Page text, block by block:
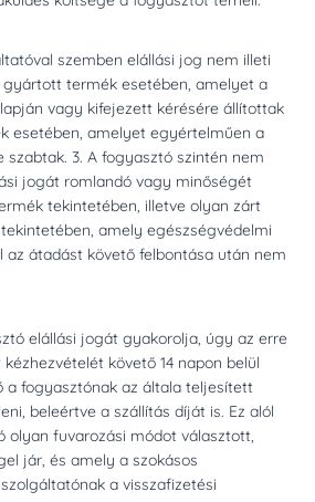
szemben elállási jog nem illeti
termék esetében, amelyet a
vagy kifejezett kérésére állítottak
esetében, amelyet egyértelműen a
3. A fogyasztó szintén nem
jogát romlandó vagy minőségét
tekintetében, illetve olyan zárt
amely egészségvédelmi
az átadást követő felbontása után nem
elállási jogát gyakorolja, úgy az erre
követő 14 napon belül
a fogyasztónak az általa teljesített
beleértve a szállítás díját is. Ez alól
olyan fuvarozási módot választott,
jár, és amely a szokásos
a visszafizetési